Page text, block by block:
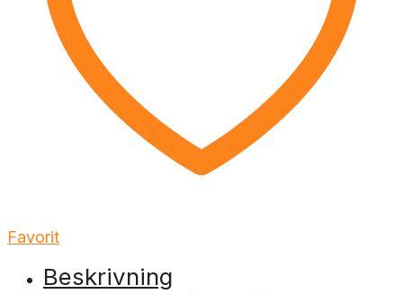
Favorit
Beskrivning